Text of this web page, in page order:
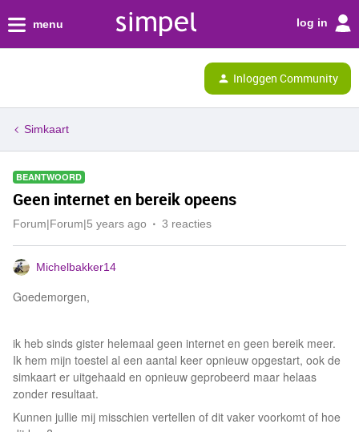
menu log in
Inloggen Community
Simkaart
BEANTWOORD
Geen internet en bereik opeens
Forum|Forum|5 years ago 3 reacties
Michelbakker14
Goedemorgen,
ik heb sinds gister helemaal geen internet en geen bereik meer.
Ik hem mijn toestel al een aantal keer opnieuw opgestart, ook de
simkaart er uitgehaald en opnieuw geprobeerd maar helaas
zonder resultaat.
Kunnen jullie mij misschien vertellen of dit vaker voorkomt of hoe